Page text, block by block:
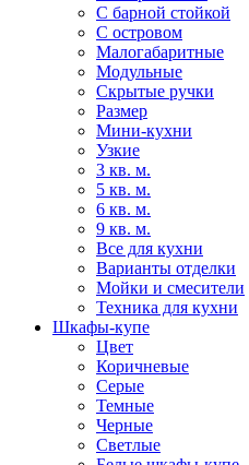
С барной стойкой
С островом
Малогабаритные
Модульные
Скрытые ручки
Размер
Мини-кухни
Узкие
3 кв. м.
5 кв. м.
6 кв. м.
9 кв. м.
Все для кухни
Варианты отделки
Мойки и смесители
Техника для кухни
Шкафы-купе
Цвет
Коричневые
Серые
Темные
Черные
Светлые